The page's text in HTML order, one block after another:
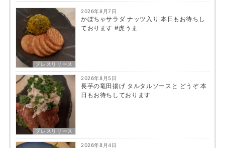
プレスリリース
2026年8月7日
かぼちゃサラダ ナッツ入り 本日もお待ちし
ております #虎うま
プレスリリース
2026年8月5日
長芋の竜田揚げ タルタルソースと どうぞ 本
日もお待ちしております
2026年8月4日